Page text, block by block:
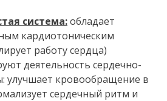
система:обладает
кардиотоническим
работу сердца)
деятельность сердечно-
улучшает кровообращение в
сердечный ритм и